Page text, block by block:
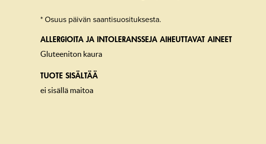
* Osuus päivän saantisuosituksesta.
ALLERGIOITA JA INTOLERANSSEJA AIHEUTTAVAT AINEET
Gluteeniton kaura
TUOTE SISÄLTÄÄ
ei sisällä maitoa